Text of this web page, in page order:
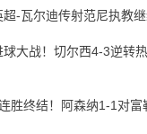
-瓦尔迪传射范尼执教继
大战！切尔西4-3逆转
胜终结！阿森纳1-1对